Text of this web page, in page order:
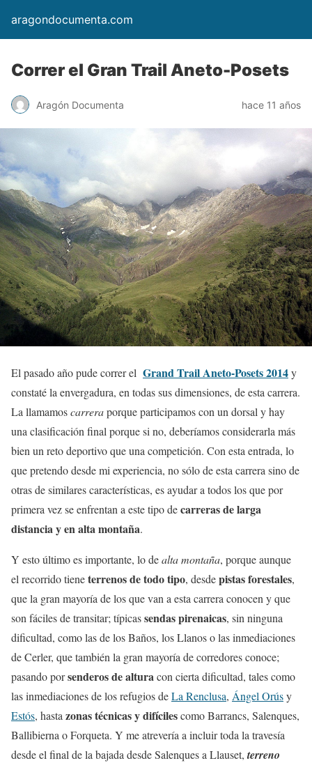
aragondocumenta.com
Correr el Gran Trail Aneto-Posets
Aragón Documenta hace 11 años
El pasado año pude correr el Grand Trail Aneto-Posets 2014y
constaté la envergadura, en todas sus dimensiones, de esta carrera.
La llamamoscarreraporque participamos con un dorsal y hay
una clasificación final porque si no, deberíamos considerarla más
bien un reto deportivo que una competición. Con esta entrada, lo
que pretendo desde mi experiencia, no sólo de esta carrera sino de
otras de similares características, es ayudar a todos los que por
primera vez se enfrentan a este tipo decarreras delarga
distancia y en alta montaña.
Y esto último es importante, lo dealta montaña, porque aunque
el recorrido tieneterrenos de todo tipo, desdepistas forestales,
que la gran mayoría de los que van a esta carrera conocen y que
son fáciles de transitar; típicassendas pirenaicas, sin ninguna
dificultad, como las de los Baños, los Llanos o las inmediaciones
de Cerler, que también la gran mayoría de corredores conoce;
pasando porsenderos de alturacon cierta dificultad, tales como
las inmediaciones de los refugios deLa Renclusa, Ángel Orúsy
Estós, hasta zonas técnicas y difícilescomo Barrancs, Salenques,
Ballibierna o Forqueta. Y me atrevería a incluir toda la travesía
desde el final de la bajada desde Salenques a Llauset,terreno